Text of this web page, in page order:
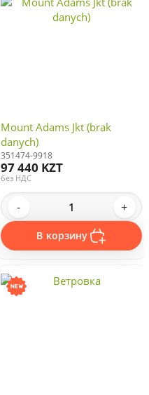
Mount Adams Jkt (brak
danych)
351474-9918
97 440 KZT
без НДС
- +
В корзину